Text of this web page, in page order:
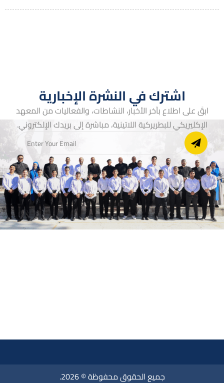
اشترك في النشرة الإخبارية
ابقَ على اطلاع بآخر الأخبار، النشاطات، والفعاليات من المعهد
الإكليريكي للبطريركية اللاتينية، مباشرة إلى بريدك الإلكتروني.
جميع الحقوق محفوظة © 2026.